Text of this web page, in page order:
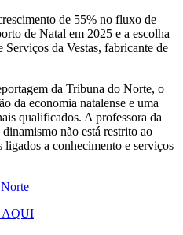
de 55% no fluxo de
de Natal em 2025 e a escolha
da Vestas, fabricante de
da Tribuna do Norte, o
da economia natalense e uma
qualificados. A professora da
não está restrito ao
ligados a conhecimento e serviços
AQUI